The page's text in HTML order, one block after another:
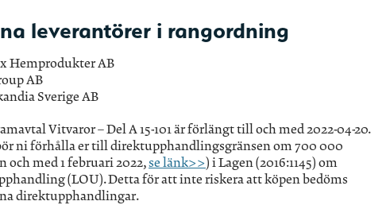
leverantörer i rangordning
Hemprodukter AB
AB
Sverige AB
Vitvaror – Del A 15-101 är förlängt till och med 2022-04-20.
ni förhålla er till direktupphandlingsgränsen om 700 000
och med 1 februari 2022,se länk>>) i Lagen (2016:1145) om
(LOU). Detta för att inte riskera att köpen bedöms
direktupphandlingar.